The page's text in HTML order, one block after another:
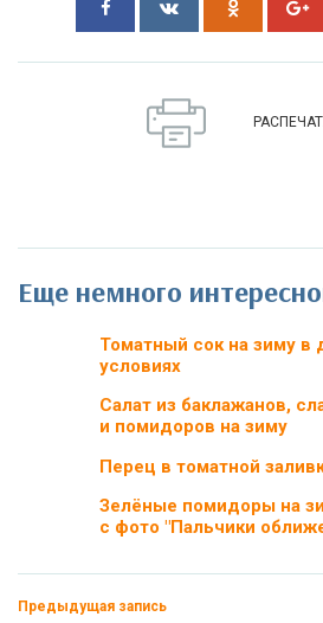
Еще немного
Томатный сок на зиму в
условиях
Салат из баклажанов,
и помидоров на зиму
Перец в томатной
Зелёные помидоры на
с фото "Пальчики
Предыдущая запись